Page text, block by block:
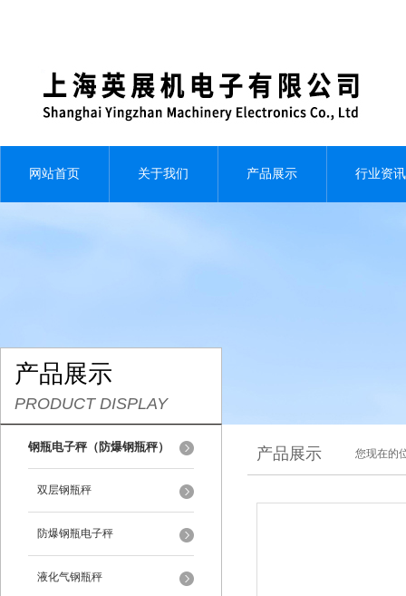
网站首页 关于我们 产品展示 行业资讯
产品展示
PRODUCT DISPLAY
钢瓶电子秤（防爆钢瓶秤）
双层钢瓶秤
防爆钢瓶电子秤
液化气钢瓶秤
产品展示 您现在的